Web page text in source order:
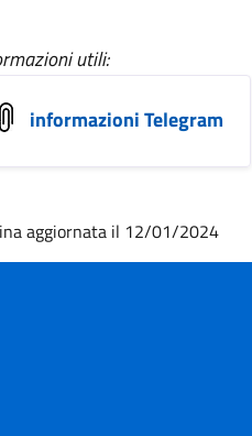
utili:
informazioni Telegram
aggiornata il 12/01/2024